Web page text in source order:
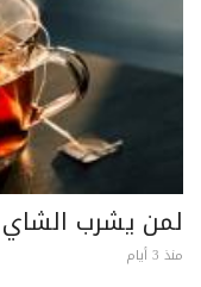
لمن يشرب الشاي
منذ 3 أيام